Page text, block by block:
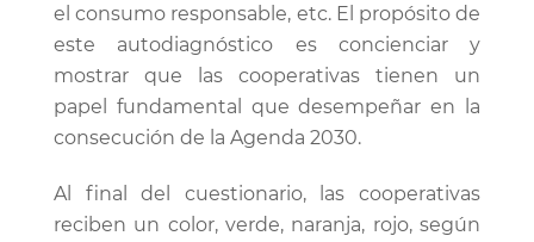
el consumo responsable, etc. El propósito de
este autodiagnóstico es concienciar y
mostrar que las cooperativas tienen un
papel fundamental que desempeñar en la
consecución de la Agenda 2030.
Al final del cuestionario, las cooperativas
reciben un color, verde, naranja, rojo, según